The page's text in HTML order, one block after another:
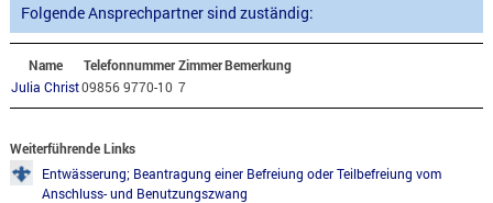
Folgende Ansprechpartner sind zuständig:
Name Telefonnummer ZimmerBemerkung
Julia Christ09856 9770-10 7
Weiterführende Links
Entwässerung; Beantragung einer Befreiung oder Teilbefreiung vom
Anschluss- und Benutzungszwang